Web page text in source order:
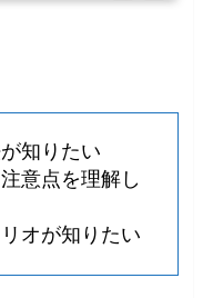
知りたい
意点を理解し
オが知りたい